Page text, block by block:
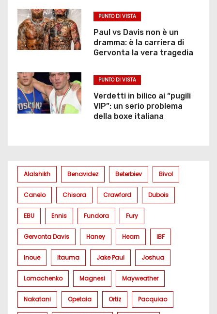
PUNTO DI VISTA
Paul vs Davis non è un
dramma: è la carriera di
Gervonta la vera tragedia
PUNTO DI VISTA
Verdetti in bilico ai “pugili
VIP”: un serio problema
della boxe italiana
Alalshikh Benavidez Beterbiev Bivol
Canelo Chisora Crawford Dubois
EBU Ennis Fundora Fury
Gervonta Davis Haney Hearn IBF
Inoue Itauma Jake Paul Joshua
Lomachenko Magnesi Mayweather
Nakatani Opetaia Ortiz Pacquiao